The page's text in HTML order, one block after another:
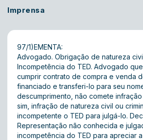
Imprensa
97/1)EMENTA:
Advogado. Obrigação de natureza
Incompetência do TED. Advogado
cumprir contrato de compra e venda
financiado e transferi-lo para seu
descumprimento, não comete
sim, infração de natureza civil ou
incompetente o TED para julgá-lo.
Representação não conhecida e
incompetência do TED para apreciar